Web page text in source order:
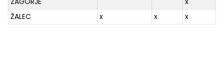
ŽALEC
x x x